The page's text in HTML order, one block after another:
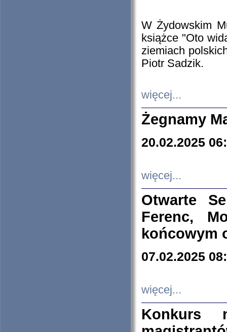
W Żydowskim
książce "Oto
ziemiach
Piotr Sadzik.
więcej...
Żegnamy
20.02.2025
więcej...
Otwarte
Ferenc,
końcowym
07.02.2025
więcej...
Konkurs